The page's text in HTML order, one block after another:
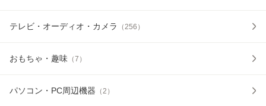
テレビ・オーディオ・カメラ （256 ）
おもちゃ・趣味 （7 ）
パソコン・PC周辺機器 （2 ）